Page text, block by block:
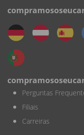
Perguntas
Filiais
Carreiras